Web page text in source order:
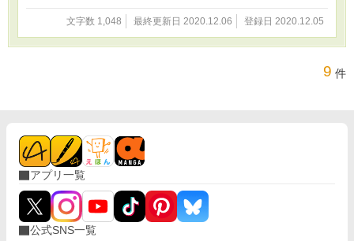
文字数 1,048 最終更新日 2020.12.06 登録日 2020.12.05
9 件
アプリ一覧
公式SNS一覧